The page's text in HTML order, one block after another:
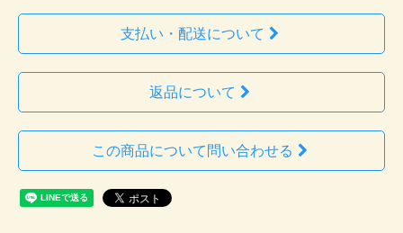
支払い・配送について
返品について
この商品について問い合わせる